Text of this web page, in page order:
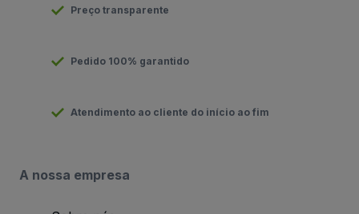
Preço transparente
Pedido 100% garantido
Atendimento ao cliente do início ao fim
A nossa empresa